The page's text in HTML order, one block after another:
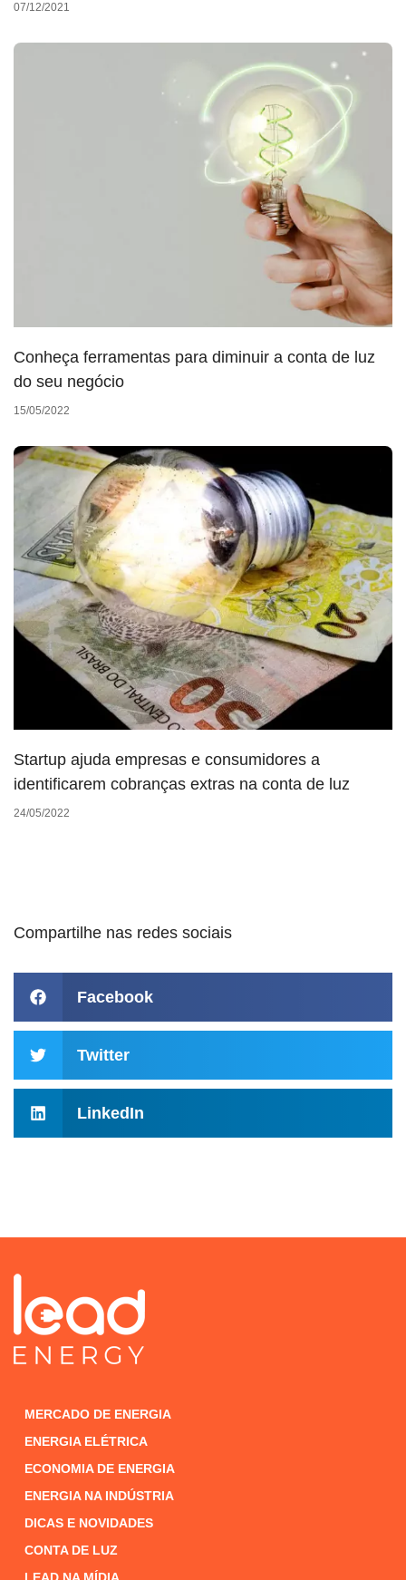
07/12/2021
Conheça ferramentas para diminuir a conta de luz
do seu negócio
15/05/2022
Startup ajuda empresas e consumidores a
identificarem cobranças extras na conta de luz
24/05/2022
Compartilhe nas redes sociais
Facebook
Twitter
LinkedIn
MERCADO DE ENERGIA
ENERGIA ELÉTRICA
ECONOMIA DE ENERGIA
ENERGIA NA INDÚSTRIA
DICAS E NOVIDADES
CONTA DE LUZ